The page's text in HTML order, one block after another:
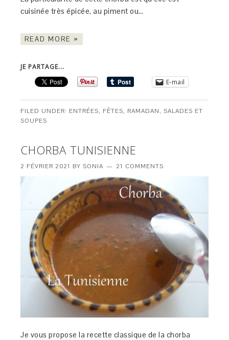
cuisinée très épicée, au piment ou…
READ MORE »
JE PARTAGE...
E-mail
FILED UNDER: ENTRÉES, FÊTES, RAMADAN,SALADES ET
SOUPES
CHORBA TUNISIENNE
2 FÉVRIER 2021 BYSONIA 21 COMMENTS
Je vous propose la recette classique de la chorba